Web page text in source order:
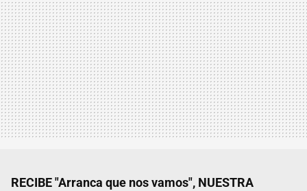
RECIBE "Arranca que nos vamos", NUESTRA